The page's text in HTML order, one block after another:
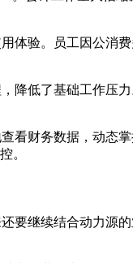
体验。员工因公消
降低了基础工作压
看财务数据，动态
。
要继续结合动力源